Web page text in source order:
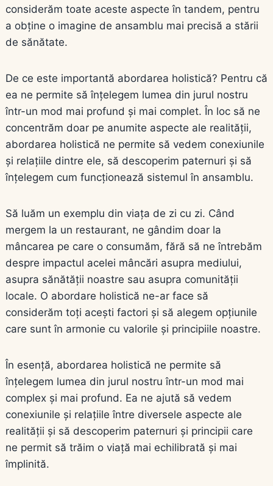
considerăm toate aceste aspecte în tandem, pentru
a obține o imagine de ansamblu mai precisă a stării
de sănătate.
De ce este importantă abordarea holistică? Pentru că
ea ne permite să înțelegem lumea din jurul nostru
într-un mod mai profund și mai complet. În loc să ne
concentrăm doar pe anumite aspecte ale realității,
abordarea holistică ne permite să vedem conexiunile
și relațiile dintre ele, să descoperim paternuri și să
înțelegem cum funcționează sistemul în ansamblu.
Să luăm un exemplu din viața de zi cu zi. Când
mergem la un restaurant, ne gândim doar la
mâncarea pe care o consumăm, fără să ne întrebăm
despre impactul acelei mâncări asupra mediului,
asupra sănătății noastre sau asupra comunității
locale. O abordare holistică ne-ar face să
considerăm toți acești factori și să alegem opțiunile
care sunt în armonie cu valorile și principiile noastre.
În esență, abordarea holistică ne permite să
înțelegem lumea din jurul nostru într-un mod mai
complex și mai profund. Ea ne ajută să vedem
conexiunile și relațiile între diversele aspecte ale
realității și să descoperim paternuri și principii care
ne permit să trăim o viață mai echilibrată și mai
împlinită.